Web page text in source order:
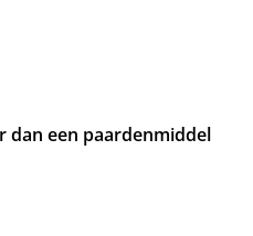
dan een paardenmiddel